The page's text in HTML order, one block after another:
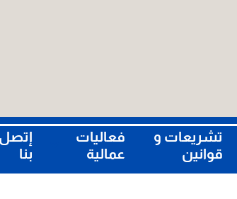
تشريعات و
قوانين
فعاليات
عمالية
إتصل
بنا